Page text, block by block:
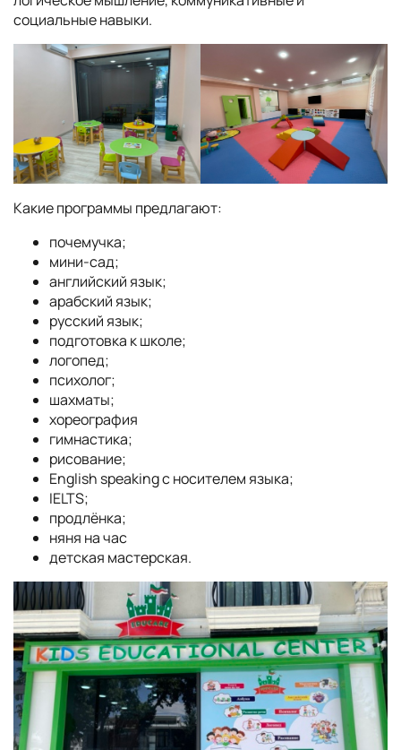
социальные навыки.
Какие программы предлагают:
почемучка;
мини-сад;
английский язык;
арабский язык;
русский язык;
подготовка к школе;
логопед;
психолог;
шахматы;
хореография
гимнастика;
рисование;
English speaking с носителем языка;
IELTS;
продлёнка;
няня на час
детская мастерская.